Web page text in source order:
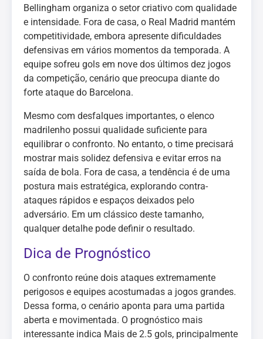
Bellingham organiza o setor criativo com qualidade
e intensidade. Fora de casa, o Real Madrid mantém
competitividade, embora apresente dificuldades
defensivas em vários momentos da temporada. A
equipe sofreu gols em nove dos últimos dez jogos
da competição, cenário que preocupa diante do
forte ataque do Barcelona.
Mesmo com desfalques importantes, o elenco
madrilenho possui qualidade suficiente para
equilibrar o confronto. No entanto, o time precisará
mostrar mais solidez defensiva e evitar erros na
saída de bola. Fora de casa, a tendência é de uma
postura mais estratégica, explorando contra-
ataques rápidos e espaços deixados pelo
adversário. Em um clássico deste tamanho,
qualquer detalhe pode definir o resultado.
Dica de Prognóstico
O confronto reúne dois ataques extremamente
perigosos e equipes acostumadas a jogos grandes.
Dessa forma, o cenário aponta para uma partida
aberta e movimentada. O prognóstico mais
interessante indica Mais de 2.5 gols, principalmente